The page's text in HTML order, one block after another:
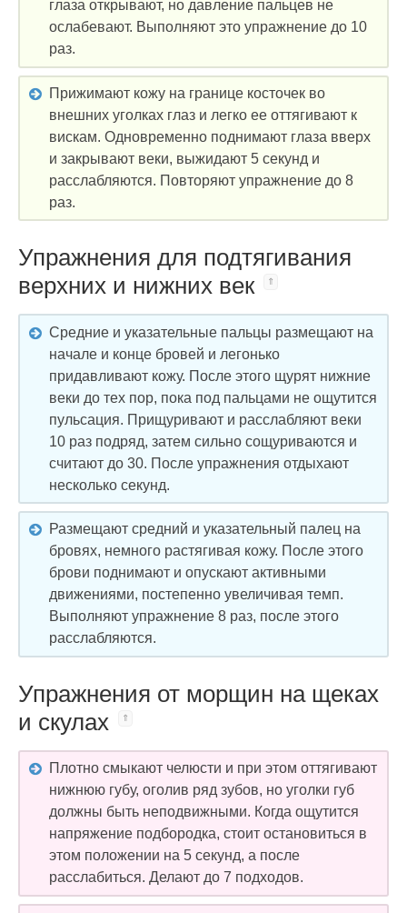
глаза открывают, но давление пальцев не
ослабевают. Выполняют это упражнение до 10
раз.
Прижимают кожу на границе косточек во
внешних уголках глаз и легко ее оттягивают к
вискам. Одновременно поднимают глаза вверх
и закрывают веки, выжидают 5 секунд и
расслабляются. Повторяют упражнение до 8
раз.
Упражнения для подтягивания
верхних и нижних век
Средние и указательные пальцы размещают на
начале и конце бровей и легонько
придавливают кожу. После этого щурят нижние
веки до тех пор, пока под пальцами не ощутится
пульсация. Прищуривают и расслабляют веки
10 раз подряд, затем сильно сощуриваются и
считают до 30. После упражнения отдыхают
несколько секунд.
Размещают средний и указательный палец на
бровях, немного растягивая кожу. После этого
брови поднимают и опускают активными
движениями, постепенно увеличивая темп.
Выполняют упражнение 8 раз, после этого
расслабляются.
Упражнения от морщин на щеках
и скулах
Плотно смыкают челюсти и при этом оттягивают
нижнюю губу, оголив ряд зубов, но уголки губ
должны быть неподвижными. Когда ощутится
напряжение подбородка, стоит остановиться в
этом положении на 5 секунд, а после
расслабиться. Делают до 7 подходов.